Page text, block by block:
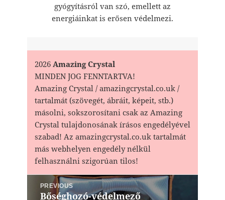
gyógyításról van szó, emellett az
energiáinkat is erősen védelmezi.
2026Amazing Crystal
MINDEN JOG FENNTARTVA!
Amazing Crystal / amazingcrystal.co.uk /
tartalmát (szövegét, ábráit, képeit, stb.)
másolni, sokszorosítani csak az Amazing
Crystal tulajdonosának írásos engedélyével
szabad! Az amazingcrystal.co.uk tartalmát
más webhelyen engedély nélkül
felhasználni szigorúan tilos!
Bejegyzés
navigáció
PREVIOUS
Previous
Bőséghozó-védelmező